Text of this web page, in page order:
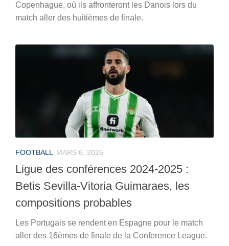
Copenhague, où ils affronteront les Danois lors du
match aller des huitièmes de finale.
FOOTBALL MARS 6, 2025
Ligue des conférences 2024-2025 :
Betis Sevilla-Vitoria Guimaraes, les
compositions probables
Les Portugais se rendent en Espagne pour le match
aller des 16èmes de finale de la Conference League.